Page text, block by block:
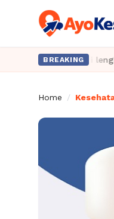
BREAKING
lengkap hanya di
Home /